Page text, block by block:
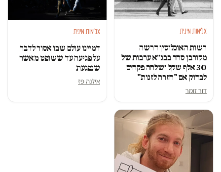
אלימות מינית
רשות האוכלוסין דרשה
מקורבן סחר בבנ״א ערבות של
30 אלף שקל ושלחה פקחים
לבדוק אם "חזרה לזנות"
דור זומר
אלימות מינית
דמיינו עולם שבו אסור לדבר
על פגיעה עד ששופט מאשר
שנפגעת
אילנה פז